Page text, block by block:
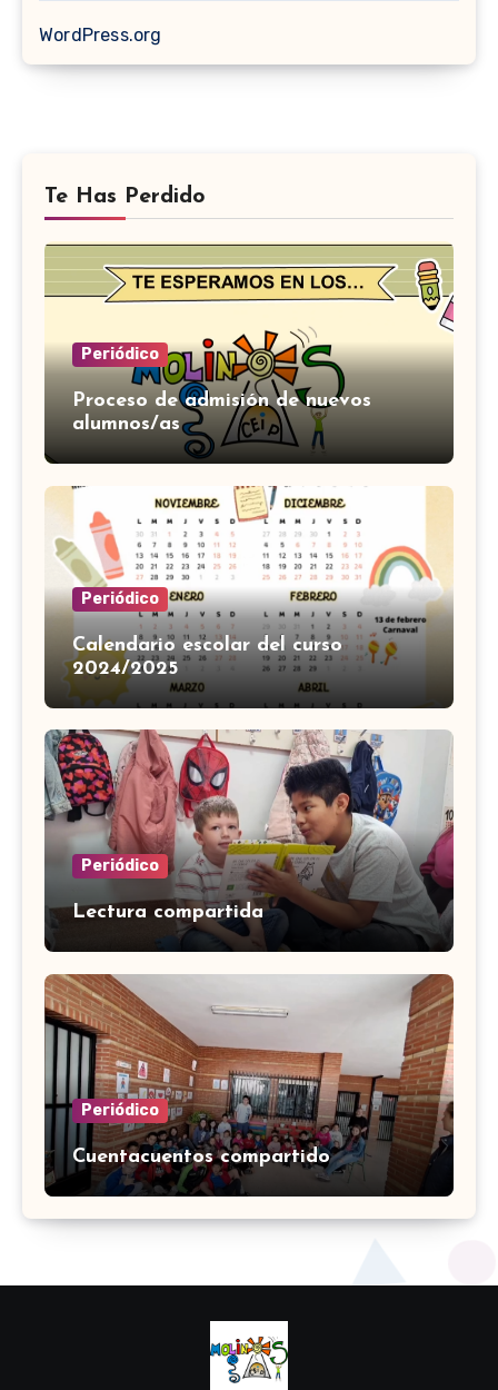
WordPress.org
Te Has Perdido
Periódico
Proceso de admisión de nuevos
alumnos/as
Periódico
Calendario escolar del curso
2024/2025
Periódico
Lectura compartida
Periódico
Cuentacuentos compartido